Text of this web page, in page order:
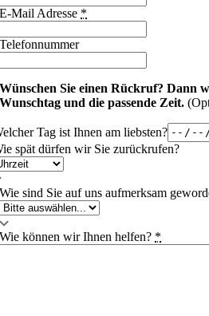
E-Mail Adresse *
Telefonnummer
Wünschen Sie einen Rückruf? Dann
Wunschtag und die passende Zeit.
Tag ist Ihnen am liebsten?
spät dürfen wir Sie zurückrufen?
Wie sind Sie auf uns aufmerksam
Wie können wir Ihnen helfen? *